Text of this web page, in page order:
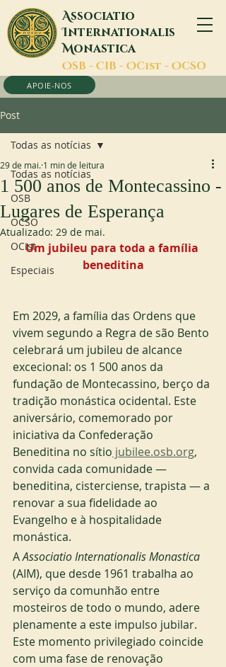
Associatio
Internationalis
Monastica
OSB - CIB - OCist - OCSO
APOIE-NOS
Post
Todas as notícias
OSB
OCSO
OCist
Especiais
Todas as notícias
1 500 anos de Montecassino -
Lugares de Esperança
29 de mai. 1 min de leitura
Atualizado: 29 de mai.
Um jubileu para toda a família
beneditina
Em 2029, a família das Ordens que
vivem segundo a Regra de são Bento
celebrará um jubileu de alcance
excecional: os 1 500 anos da
fundação de Montecassino, berço da
tradição monástica ocidental. Este
aniversário, comemorado por
iniciativa da Confederação
Beneditina no sítio jubilee.osb.org,
convida cada comunidade —
beneditina, cisterciense, trapista — a
renovar a sua fidelidade ao
Evangelho e à hospitalidade
monástica.
A Associatio Internationalis Monastica
(AIM), que desde 1961 trabalha ao
serviço da comunhão entre
mosteiros de todo o mundo, adere
plenamente a este impulso jubilar.
Este momento privilegiado coincide
com uma fase de renovação